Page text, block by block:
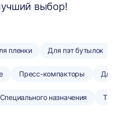
выбор!
пленки Для пэт бутылок
Пресс-компакторы
Специального назначения